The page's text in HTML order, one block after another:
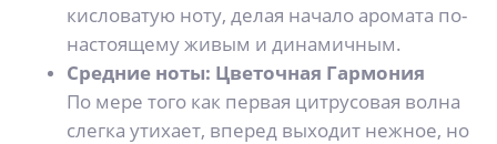
кисловатую ноту, делая начало аромата по-
настоящему живым и динамичным.
Средние ноты: Цветочная Гармония
По мере того как первая цитрусовая волна
слегка утихает, вперед выходит нежное, но